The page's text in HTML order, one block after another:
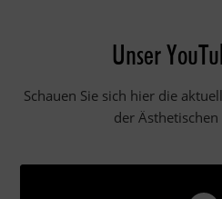
Unser
Schauen Sie sich hier die
der